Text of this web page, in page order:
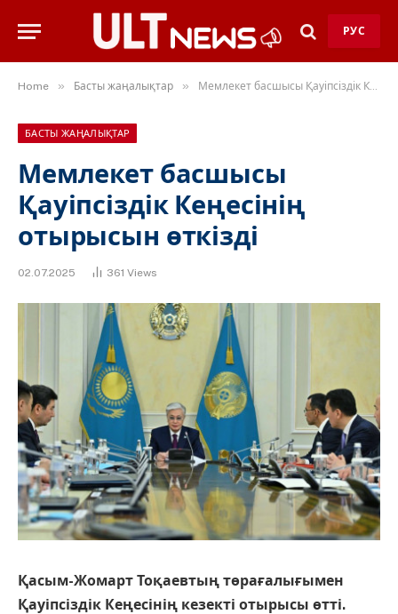
РУС
Home » Басты жаңалықтар » Мемлекет басшысы Қауіпсіздік Кеңесінің отырысын өткізді
БАСТЫ ЖАҢАЛЫҚТАР
Мемлекет басшысы
Қауіпсіздік Кеңесінің
отырысын өткізді
02.07.2025 361 Views
Қасым-Жомарт Тоқаевтың төрағалығымен
Қауіпсіздік Кеңесінің кезекті отырысы өтті.